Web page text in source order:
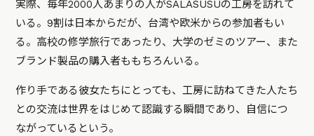
実際、毎年2000人あまりの人がSALASUSUの工房を訪れて
いる。9割は日本からだが、台湾や欧米からの参加者もい
る。高校の修学旅行であったり、大学のゼミのツアー、また
ブランド製品の購入者ももちろんいる。
作り手である彼女たちにとっても、工房に訪ねてきた人たち
との交流は世界をはじめて認識する瞬間であり、自信につ
ながっているという。